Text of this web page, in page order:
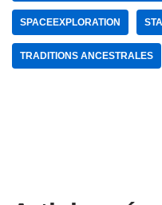
SPACEEXPLORATION
TRADITIONS ANCESTRALES